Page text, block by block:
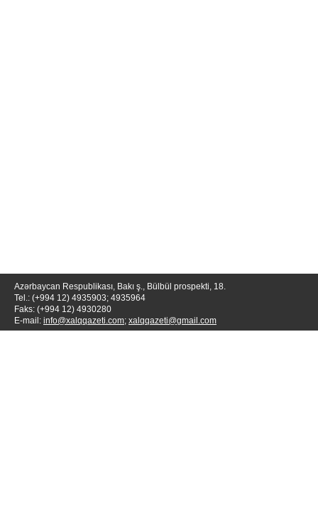
Azərbaycan Respublikası, Bakı ş., Bülbül prospekti, 18.
Tel.: (+994 12) 4935903; 4935964
Faks: (+994 12) 4930280
E-mail: info@xalqqazeti.com; xalqqazeti@gmail.com